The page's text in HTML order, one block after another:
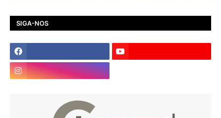
SIGA-NOS